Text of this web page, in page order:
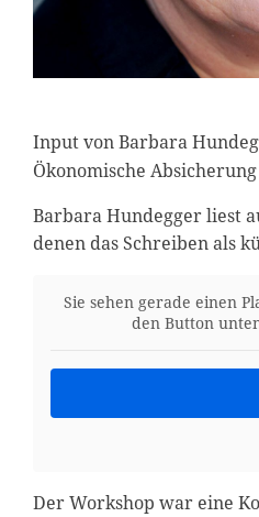
Input von Barbara
Ökonomische
Barbara Hundegger liest
denen das Schreiben als
Sie sehen gerade einen
den Button
Der Workshop war eine